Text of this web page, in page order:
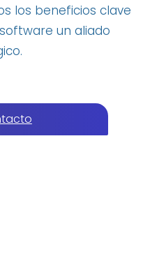
los beneficios clave
un aliado